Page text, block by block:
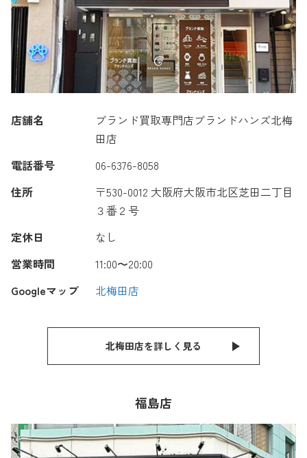
店舗名
ブランド買取専門店ブランドハンズ北梅
田店
電話番号
06-6376-8058
住所
〒530-0012 大阪府大阪市北区芝田二丁目
３番２号
定休日
なし
営業時間
11:00〜20:00
Googleマップ
北梅田店
北梅田店を詳しく見る
福島店